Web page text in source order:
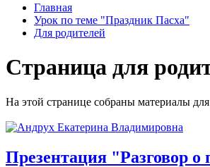
Главная
Урок по теме "Праздник Пасха"
Для родителей
Страница для
На этой странице собраны материалы
Презентация "Разговор